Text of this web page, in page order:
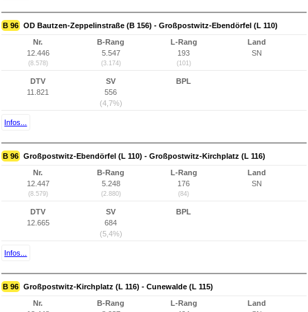
B 96 OD Bautzen-Zeppelinstraße (B 156) - Großpostwitz-Ebendörfel (L 110)
Nr.
12.446
(8.578)
B-Rang
5.547
(3.174)
L-Rang
193
(101)
Land
SN
DTV
11.821
SV
556
(4,7%)
BPL
Infos...
B 96 Großpostwitz-Ebendörfel (L 110) - Großpostwitz-Kirchplatz (L 116)
Nr.
12.447
(8.579)
B-Rang
5.248
(2.880)
L-Rang
176
(84)
Land
SN
DTV
12.665
SV
684
(5,4%)
BPL
Infos...
B 96 Großpostwitz-Kirchplatz (L 116) - Cunewalde (L 115)
Nr.
B-Rang
L-Rang
Land